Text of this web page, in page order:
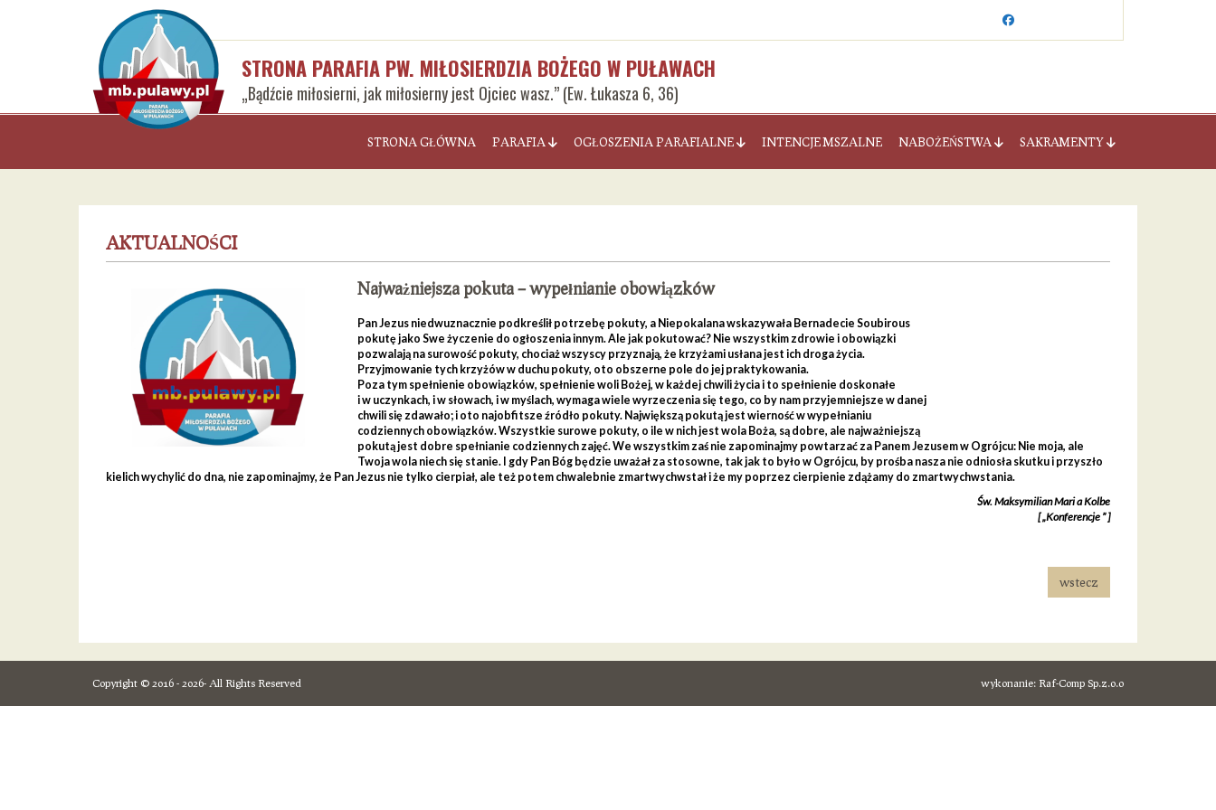
STRONA PARAFIA PW. MIŁOSIERDZIA BOŻEGO W PUŁAWACH
„Bądźcie miłosierni, jak miłosierny jest Ojciec wasz.” (Ew. Łukasza 6, 36)
STRONA GŁÓWNA PARAFIA OGŁOSZENIA PARAFIALNE INTENCJE MSZALNE NABOŻEŃSTWA SAKRAMENTY
AKTUALNOŚCI
Najważniejsza pokuta – wypełnianie obowiązków
Pan Jezus niedwuznacznie podkreślił potrzebę pokuty, a Niepokalana wskazywała Bernadecie Soubirous
pokutę jako Swe życzenie do ogłoszenia innym. Ale jak pokutować? Nie wszystkim zdrowie i obowiązki
pozwalają na surowość pokuty, chociaż wszyscy przyznają, że krzyżami usłana jest ich droga życia.
Przyjmowanie tych krzyżów w duchu pokuty, oto obszerne pole do jej praktykowania.
Poza tym spełnienie obowiązków, spełnienie woli Bożej, w każdej chwili życia i to spełnienie doskonałe
i w uczynkach, i w słowach, i w myślach, wymaga wiele wyrzeczenia się tego, co by nam przyjemniejsze w danej
chwili się zdawało; i oto najobfitsze źródło pokuty. Największą pokutą jest wierność w wypełnianiu
codziennych obowiązków. Wszystkie surowe pokuty, o ile w nich jest wola Boża, są dobre, ale najważniejszą
pokutą jest dobre spełnianie codziennych zajęć. We wszystkim zaś nie zapominajmy powtarzać za Panem Jezusem w Ogrójcu: Nie moja, ale
Twoja wola niech się stanie. I gdy Pan Bóg będzie uważał za stosowne, tak jak to było w Ogrójcu, by prośba nasza nie odniosła skutku i przyszło
kielich wychylić do dna, nie zapominajmy, że Pan Jezus nie tylko cierpiał, ale też potem chwalebnie zmartwychwstał i że my poprzez cierpienie zdążamy do zmartwychwstania.
Św. Maksymilian Mari a Kolbe
[ „Konferencje ” ]
wstecz
Copyright © 2016 - 2026- All Rights Reserved wykonanie: Raf-Comp Sp.z.o.o